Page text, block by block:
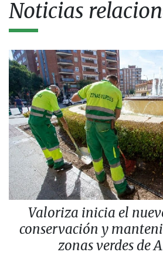
Noticias
Valoriza inicia el
conservación y
zonas verdes de